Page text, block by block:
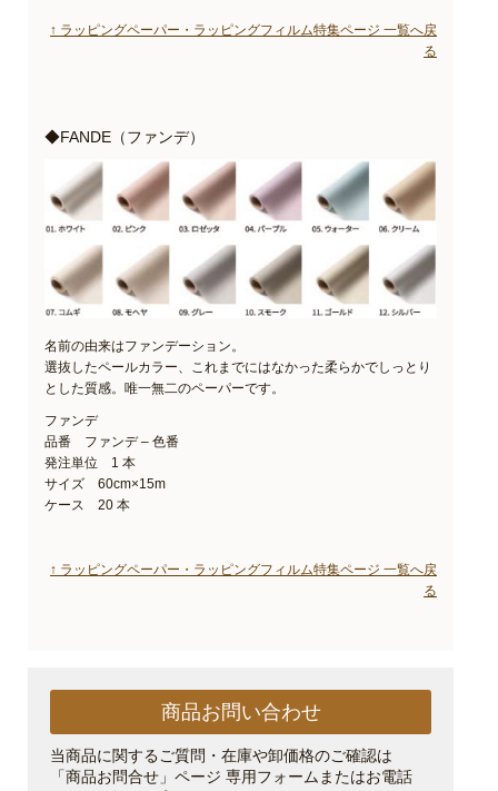
↑ ラッピングペーパー・ラッピングフィルム特集ページ 一覧へ戻
る
◆FANDE（ファンデ）
名前の由来はファンデーション。
選抜したペールカラー、これまでにはなかった柔らかでしっとり
とした質感。唯一無二のペーパーです。
ファンデ
品番 ファンデ – 色番
発注単位 1 本
サイズ 60cm×15m
ケース 20 本
↑ ラッピングペーパー・ラッピングフィルム特集ページ 一覧へ戻
る
商品お問い合わせ
当商品に関するご質問・在庫や卸価格のご確認は
「商品お問合せ」ページ 専用フォームまたはお電話